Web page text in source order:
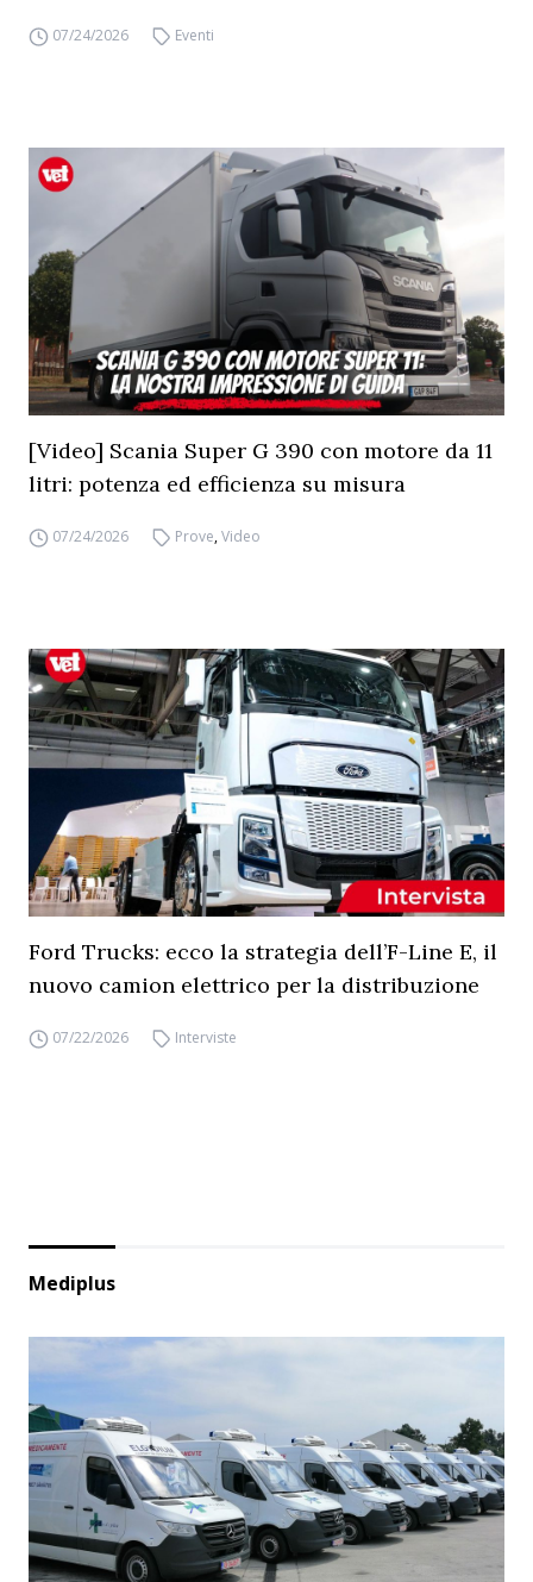
07/24/2026 Eventi
[Video] Scania Super G 390 con motore da 11
litri: potenza ed efficienza su misura
07/24/2026 Prove,Video
Ford Trucks: ecco la strategia dell’F-Line E, il
nuovo camion elettrico per la distribuzione
07/22/2026 Interviste
Mediplus